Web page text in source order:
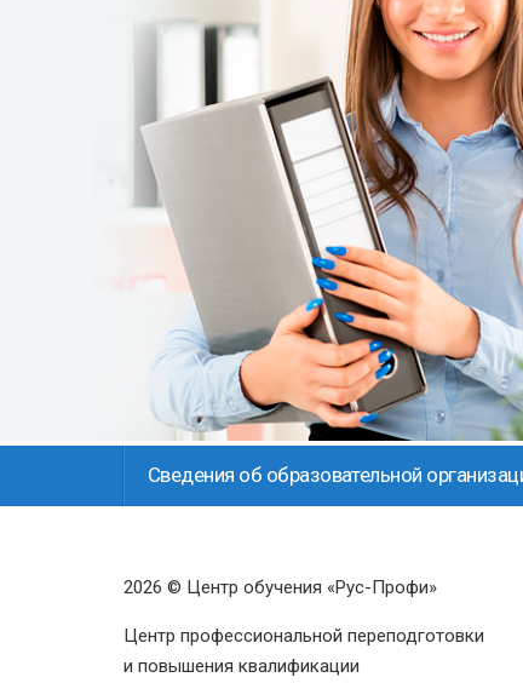
Сведения об образовательной
2026 © Центр обучения «Рус-Профи»
Центр профессиональной переподготовки
и повышения квалификации